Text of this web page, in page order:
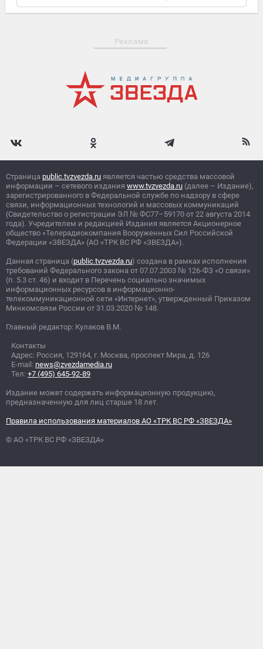
Украинцы стали жаловаться на опустевшие полки в магазинах
Реклама
Страница public.tvzvezda.ru является частью средства массовой
информации – сетевого издания www.tvzvezda.ru (далее – Издание),
зарегистрированного в Федеральной службе по надзору в сфере
связи, информационных технологий и массовых коммуникаций
(Свидетельство о регистрации ЭЛ № ФС77–59170 от 22 августа 2014
года). Учредителем и редакцией Издания является Акционерное
общество «Телерадиокомпания Вооруженных Сил Российской
Федерации «ЗВЕЗДА» (АО «ТРК ВС РФ «ЗВЕЗДА»).
Данная страница (public.tvzvezda.ru) создана в рамках исполнения
требований Федерального закона от 07.07.2003 № 126-ФЗ «О связи»
(п. 5.3 ст. 46) и входит в Перечень социально значимых
информационных ресурсов в информационно-
телекоммуникационной сети «Интернет», утвержденный Приказом
Минкомсвязи России от 31.03.2020 № 148.
Главный редактор: Кулаков В.М.
Контакты
Адрес: Россия, 129164, г. Москва, проспект Мира, д. 126
E-mail: news@zvezdamedia.ru
Тел: +7 (495) 645-92-89
Издание может содержать информационную продукцию,
предназначенную для лиц старше 18 лет.
Правила использования материалов АО «ТРК ВС РФ «ЗВЕЗДА»
© АО «ТРК ВС РФ «ЗВЕЗДА»